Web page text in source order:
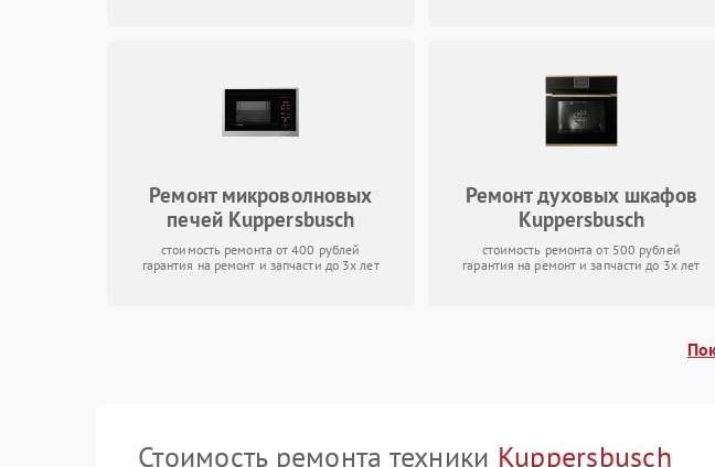
Ремонт микроволновых
печей Kuppersbusch
стоимость ремонта от 400 рублей
гарантия на ремонт и запчасти до 3х лет
Ремонт духовых шкафов
Kuppersbusch
стоимость ремонта от 500 рублей
гарантия на ремонт и запчасти до 3х лет
Стоимость ремонта техники Kuppersbusch